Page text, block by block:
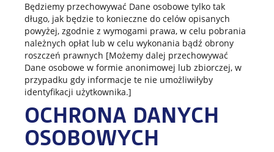
Będziemy przechowywać Dane osobowe tylko tak
długo, jak będzie to konieczne do celów opisanych
powyżej, zgodnie z wymogami prawa, w celu pobrania
należnych opłat lub w celu wykonania bądź obrony
roszczeń prawnych [Możemy dalej przechowywać
Dane osobowe w formie anonimowej lub zbiorczej, w
przypadku gdy informacje te nie umożliwiłyby
identyfikacji użytkownika.]
OCHRONA DANYCH
OSOBOWYCH